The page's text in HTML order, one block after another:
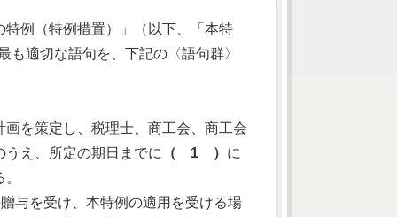
例（特例措置）」（以下、「本特
適切な語句を、下記の〈語句群〉
を策定し、税理士、商工会、商工会
え、所定の期日までに （ 1 ） に
与を受け、本特例の適用を受ける場